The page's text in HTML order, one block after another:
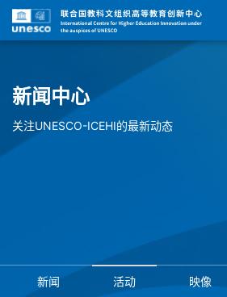
新闻中心
关注UNESCO-ICEHI的最新动态
新闻 活动 映像